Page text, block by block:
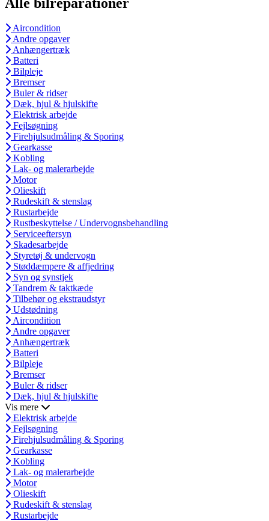
Aircondition
Andre opgaver
Anhængertræk
Batteri
Bilpleje
Bremser
Buler & ridser
Dæk, hjul & hjulskifte
Elektrisk arbejde
Fejlsøgning
Firehjulsudmåling & Sporing
Gearkasse
Kobling
Lak- og malerarbejde
Motor
Olieskift
Rudeskift & stenslag
Rustarbejde
Rustbeskyttelse / Undervognsbehandling
Serviceeftersyn
Skadesarbejde
Styretøj & undervogn
Støddæmpere & affjedring
Syn og synstjek
Tandrem & taktkæde
Tilbehør og ekstraudstyr
Udstødning
Aircondition
Andre opgaver
Anhængertræk
Batteri
Bilpleje
Bremser
Buler & ridser
Dæk, hjul & hjulskifte
Vis mere
Elektrisk arbejde
Fejlsøgning
Firehjulsudmåling & Sporing
Gearkasse
Kobling
Lak- og malerarbejde
Motor
Olieskift
Rudeskift & stenslag
Rustarbejde